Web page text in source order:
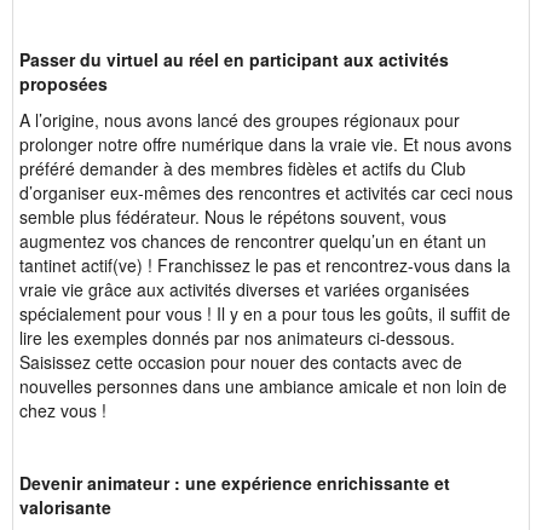
Passer du virtuel au réel en participant aux activités
proposées
A l’origine, nous avons lancé des groupes régionaux pour
prolonger notre offre numérique dans la vraie vie. Et nous avons
préféré demander à des membres fidèles et actifs du Club
d’organiser eux-mêmes des rencontres et activités car ceci nous
semble plus fédérateur. Nous le répétons souvent, vous
augmentez vos chances de rencontrer quelqu’un en étant un
tantinet actif(ve) ! Franchissez le pas et rencontrez-vous dans la
vraie vie grâce aux activités diverses et variées organisées
spécialement pour vous ! Il y en a pour tous les goûts, il suffit de
lire les exemples donnés par nos animateurs ci-dessous.
Saisissez cette occasion pour nouer des contacts avec de
nouvelles personnes dans une ambiance amicale et non loin de
chez vous !
Devenir animateur : une expérience enrichissante et
valorisante